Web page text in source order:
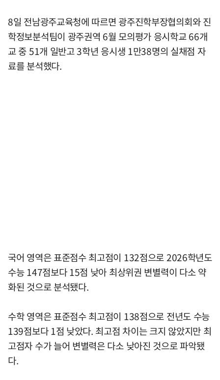
8일 전남광주교육청에 따르면 광주진학부장협의회와 진
학정보분석팀이 광주권역 6월 모의평가 응시학교 66개
교 중 51개 일반고 3학년 응시생 1만38명의 실채점 자
료를 분석했다.
국어 영역은 표준점수 최고점이 132점으로 2026학년도
수능 147점보다 15점 낮아 최상위권 변별력이 다소 약
화된 것으로 분석됐다.
수학 영역은 표준점수 최고점이 138점으로 전년도 수능
139점보다 1점 낮았다. 최고점 차이는 크지 않았지만 최
고점자 수가 늘어 변별력은 다소 낮아진 것으로 파악됐
다.